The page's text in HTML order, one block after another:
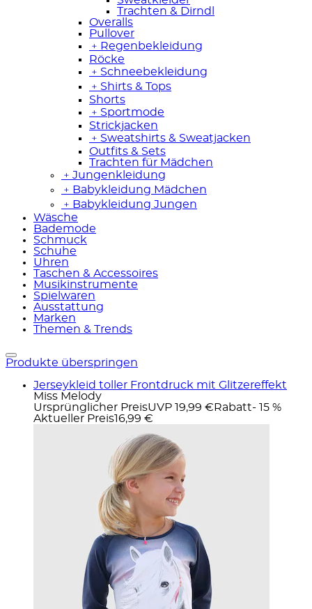
Trachten & Dirndl
Overalls
Pullover
﹢ Regenbekleidung
Röcke
﹢ Schneebekleidung
﹢ Shirts & Tops
Shorts
﹢ Sportmode
Strickjacken
﹢ Sweatshirts & Sweatjacken
Outfits & Sets
Trachten für Mädchen
﹢ Jungenkleidung
﹢ Babykleidung Mädchen
﹢ Babykleidung Jungen
Wäsche
Bademode
Schmuck
Schuhe
Uhren
Taschen & Accessoires
Musikinstrumente
Spielwaren
Ausstattung
Marken
Themen & Trends
Produkte überspringen
Jerseykleid toller Frontdruck mit Glitzereffekt
Miss Melody
Ursprünglicher PreisUVP 19,99 € Rabatt- 15 %
Aktueller Preis16,99 €